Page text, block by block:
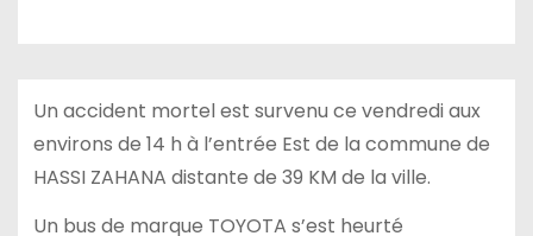
Un accident mortel est survenu ce vendredi aux
environs de 14 h à l’entrée Est de la commune de
HASSI ZAHANA distante de 39 KM de la ville.
Un bus de marque TOYOTA s’est heurté